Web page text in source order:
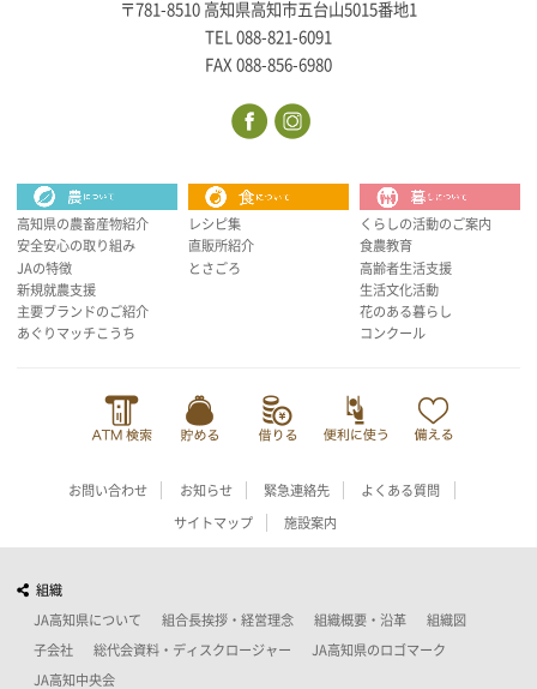
〒781-8510 高知県高知市五台山5015番地1
TEL 088-821-6091
FAX 088-856-6980
高知県の農畜産物紹介
安全安心の取り組み
JAの特徴
新規就農支援
主要ブランドのご紹介
あぐりマッチこうち
レシピ集
直販所紹介
とさごろ
くらしの活動のご案内
食農教育
高齢者生活支援
生活文化活動
花のある暮らし
コンクール
お問い合わせ お知らせ 緊急連絡先 よくある質問
サイトマップ 施設案内
組織
JA高知県について 組合長挨拶・経営理念 組織概要・沿革 組織図
子会社 総代会資料・ディスクロージャー JA高知県のロゴマーク
JA高知中央会